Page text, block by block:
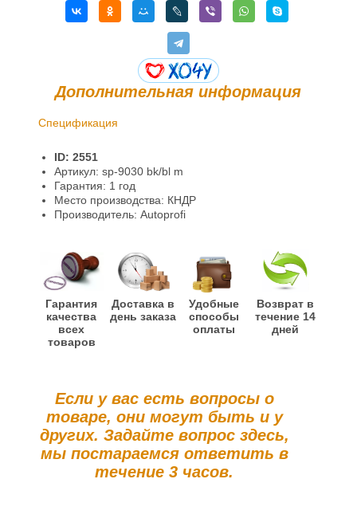
Дополнительная информация
Спецификация
Гарантии и возврат
Информация
ID: 2551
Артикул: sp-9030 bk/bl m
Гарантия: 1 год
Место производства: КНДР
Производитель: Autoprofi
Гарантия
качества
всех
товаров
Доставка в
день заказа
Удобные
способы
оплаты
Возврат в
течение 14
дней
Если у вас есть вопросы о
товаре, они могут быть и у
других. Задайте вопрос здесь,
мы постараемся ответить в
течение 3 часов.